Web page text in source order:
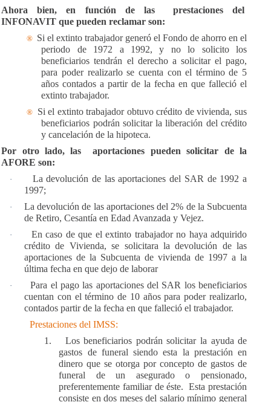
Ahora bien, en función de las
prestaciones del
INFONAVIT que pueden reclamar son:
® Si el extinto trabajador generó el Fondo de ahorro en el
periodo de 1972 a 1992, y no lo solicito los
beneficiarios tendrán el derecho a solicitar el pago,
para poder realizarlo se cuenta con el término de 5
años contados a partir de la fecha en que falleció el
extinto trabajador.
® Si el extinto trabajador obtuvo crédito de vivienda, sus
beneficiarios podrán solicitar la liberación del crédito
y cancelación de la hipoteca.
Por otro lado, las
aportaciones pueden solicitar de la
AFORE son:
·
La devolución de las aportaciones del SAR de 1992 a
1997;
·
La devolución de las aportaciones del 2% de la Subcuenta
de Retiro, Cesantía en Edad Avanzada y Vejez.
·
En caso de que el extinto trabajador no haya adquirido
crédito de Vivienda, se solicitara la devolución de las
aportaciones de la Subcuenta de vivienda de 1997 a la
última fecha en que dejo de laborar
·
Para el pago las aportaciones del SAR los beneficiarios
cuentan con el término de 10 años para poder realizarlo,
contados partir de la fecha en que falleció el trabajador.
Prestaciones del IMSS:
1.
Los beneficiarios podrán solicitar la ayuda de
gastos de funeral siendo esta la prestación en
dinero que se otorga por concepto de gastos de
funeral de un asegurado o pensionado,
preferentemente familiar de éste. Esta prestación
consiste en dos meses del salario mínimo general